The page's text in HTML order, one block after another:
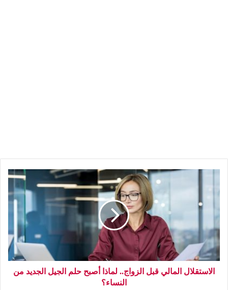
الاستقلال المالي قبل الزواج.. لماذا أصبح حلم الجيل الجديد من
النساء؟